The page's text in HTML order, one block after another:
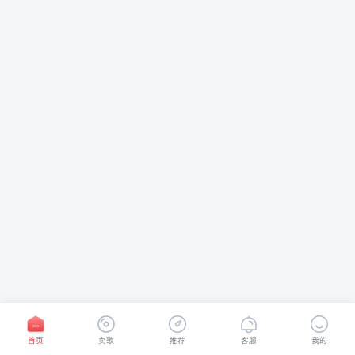
首页 卖歌 推荐 客服 我的